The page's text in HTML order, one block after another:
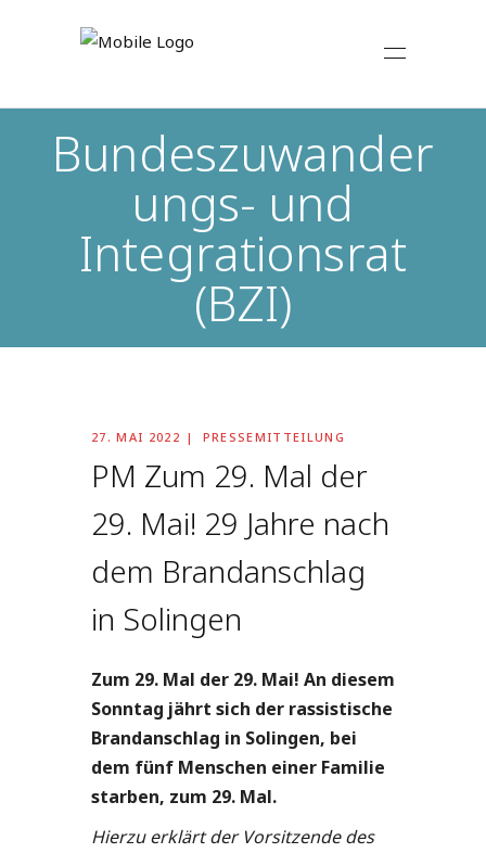
Bundeszuwander
ungs- und
Integrationsrat
(BZI)
27. MAI 2022 PRESSEMITTEILUNG
PM Zum 29. Mal der
29. Mai! 29 Jahre nach
dem Brandanschlag
in Solingen
Zum 29. Mal der 29. Mai! An diesem
Sonntag jährt sich der rassistische
Brandanschlag in Solingen, bei
dem fünf Menschen einer Familie
starben, zum 29. Mal.
Hierzu erklärt der Vorsitzende des